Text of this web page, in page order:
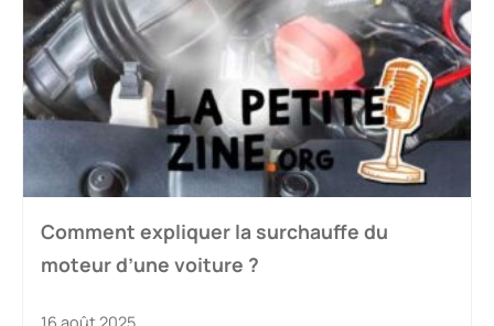
Comment expliquer la surchauffe du
moteur d’une voiture ?